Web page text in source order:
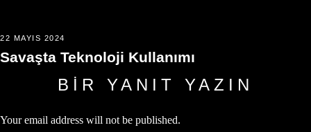
22 MAYIS 2024
Savaşta Teknoloji Kullanımı
BIR YANIT YAZIN
Your email address will not be published.